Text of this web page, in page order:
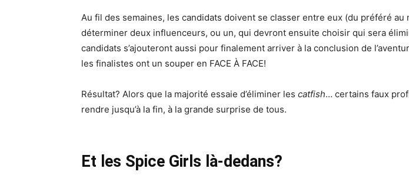
Au fil des semaines, les candidats doivent se classer entre eux (du préféré au
déterminer deux influenceurs, ou un, qui devront ensuite choisir qui sera
candidats s’ajouteront aussi pour finalement arriver à la conclusion de
les finalistes ont un souper en FACE À FACE!
Résultat? Alors que la majorité essaie d’éliminer les catfish… certains faux
rendre jusqu’à la fin, à la grande surprise de tous.
Et les Spice Girls là-dedans?